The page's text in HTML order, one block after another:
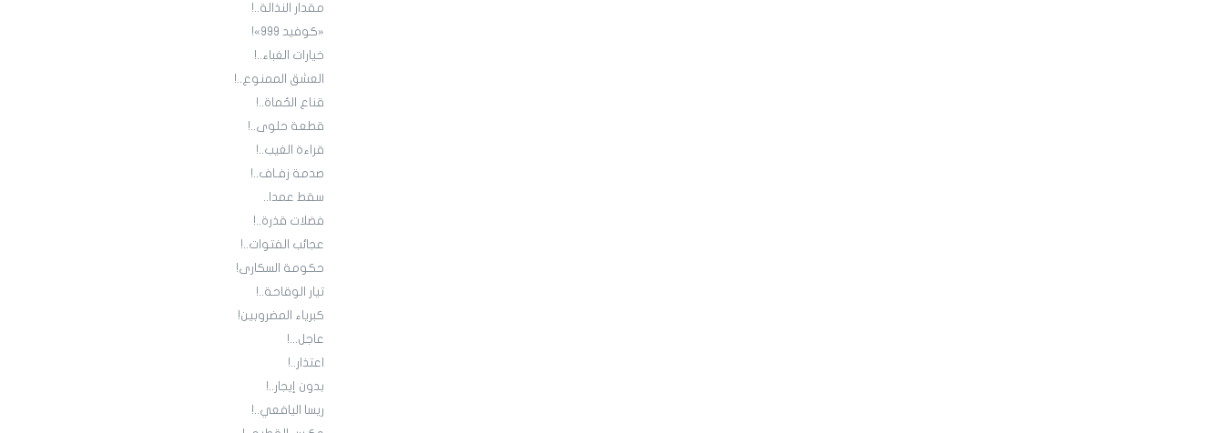
مقدار النذالة..!
«كوفيد 999»!
خيارات الغباء..!
العشق الممنوع..!
قناع الحُماة..!
قطعة حلوى..!
قراءة الغيب..!
صدمة زفـاف..!
سقط عمدا..
فضلات قذرة..!
عجائب الفتوات..!
حكومة السكارى!
تيار الوقاحة..!
كبرياء المضروبين!
عاجل...!
اعتذار..!
بدون إيجار..!
ريسا اليافعي..!